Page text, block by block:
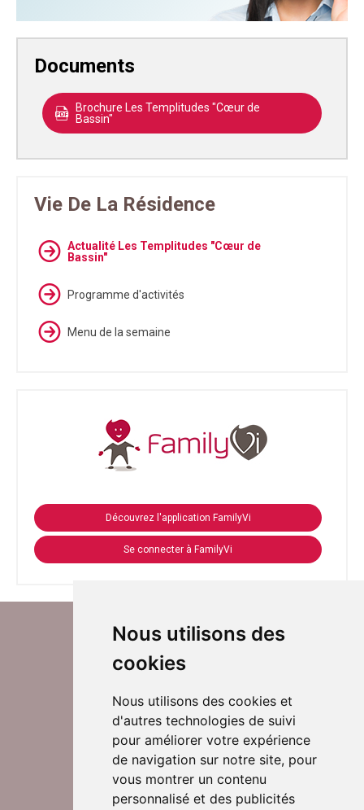
Nous utilisons des
cookies
Nous utilisons des cookies et
d'autres technologies de suivi
pour améliorer votre expérience
de navigation sur notre site, pour
vous montrer un contenu
personnalisé et des publicités
Documents
Brochure Les Templitudes "Cœur de
Bassin"
Vie De La Résidence
Actualité Les Templitudes "Cœur de
Bassin"
Programme d'activités
Menu de la semaine
Découvrez l'application FamilyVi
Se connecter à FamilyVi
Suivez-nous sur Twitter
Rejoignez nos équipes